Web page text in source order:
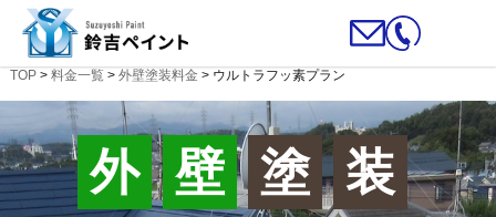
TOP> 料金一覧> 外壁塗装料金 > ウルトラフッ素プラン
外 壁 塗
装